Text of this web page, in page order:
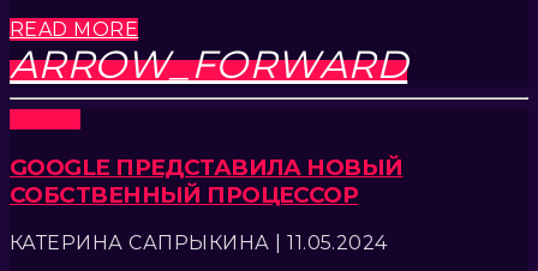
READ MORE
ARROW_FORWARD
GOOGLE ПРЕДСТАВИЛА НОВЫЙ
СОБСТВЕННЫЙ ПРОЦЕССОР
КАТЕРИНА САПРЫКИНА | 11.05.2024